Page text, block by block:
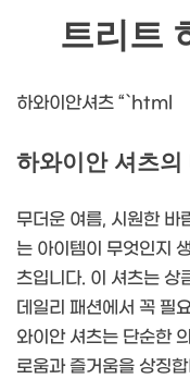
트리트
하와이안셔츠 “`html
하와이안 셔츠
무더운 여름, 시원한 바
는 아이템이 무엇인지
츠입니다. 이 셔츠는 상
데일리 패션에서 꼭 필
와이안 셔츠는 단순한
로움과 즐거움을 상징